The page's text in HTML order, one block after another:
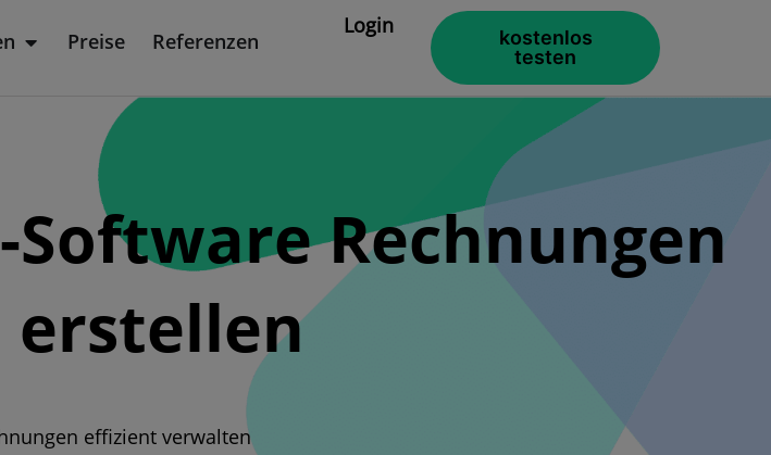
Öffne Ressourcen
Preise Referenzen
Login
kostenlos
testen
Rechnungen
erstellen
effizient verwalten